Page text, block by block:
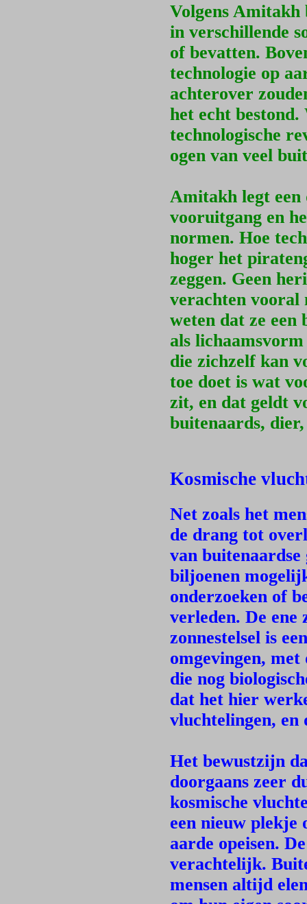
Volgens Amitakh
in verschillende
of bevatten.
technologie op
achterover
het echt
technologische
ogen van veel
Amitakh legt een
vooruitgang en
normen. Hoe
hoger het
zeggen. Geen
verachten vooral
weten dat ze een
als
die zichzelf kan
toe doet is wat
zit, en dat geldt
buitenaards,
Kosmische
Net zoals het
de drang tot
van
biljoenen
onderzoeken of
verleden. De ene
zonnestelsel is
omgevingen, met
die nog
dat het hier
vluchtelingen, en
Het bewustzijn
doorgaans zeer
kosmische
een nieuw plekje
aarde opeisen.
verachtelijk.
mensen altijd